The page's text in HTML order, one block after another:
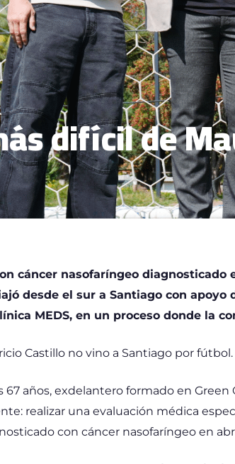
difícil de
cáncer nasofaríngeo diagnosticado
desde el sur a Santiago con
MEDS, en un proceso donde la
Castillo no vino a Santiago por
67 años, exdelantero formado en
realizar una evaluación médica
con cáncer nasofaríngeo en